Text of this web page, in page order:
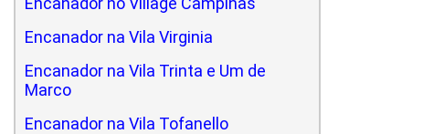
Encanador na Vila Virginia
Encanador na Vila Trinta e Um de
Marco
Encanador na Vila Tofanello